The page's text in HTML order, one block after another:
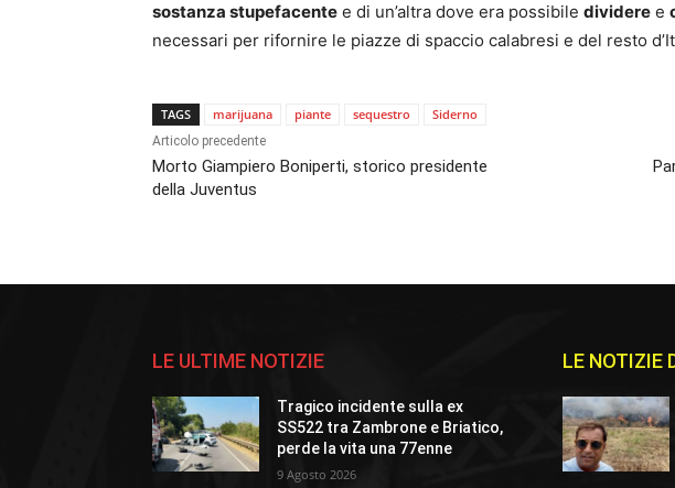
sostanza stupefacente e di un’altra dove era possibile dividere e
necessari per rifornire le piazze di spaccio calabresi e del resto
TAGS marijuana piante sequestro Siderno
Articolo precedente
Morto Giampiero Boniperti, storico presidente
della Juventus
LE ULTIME NOTIZIE
Tragico incidente sulla ex
SS522 tra Zambrone e Briatico,
perde la vita una 77enne
9 Agosto 2026
LE NOTIZIE